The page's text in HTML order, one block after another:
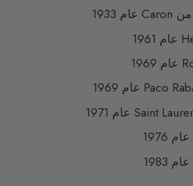
من Caron عام 1933
عام 1983